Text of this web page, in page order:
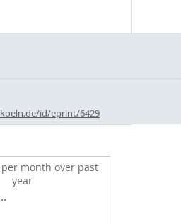
id/eprint/6429
month over past
year